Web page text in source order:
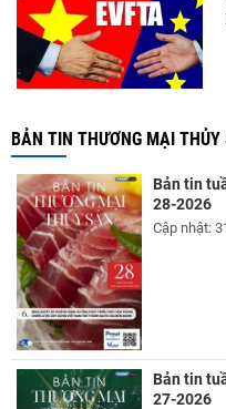
BẢN TIN THƯƠNG MẠI THỦY
Bản tin
28-2026
Cập nhật:
Bản tin
27-2026